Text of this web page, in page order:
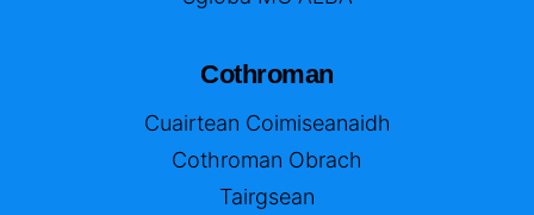
Cothroman
Cuairtean Coimiseanaidh
Cothroman Obrach
Tairgsean